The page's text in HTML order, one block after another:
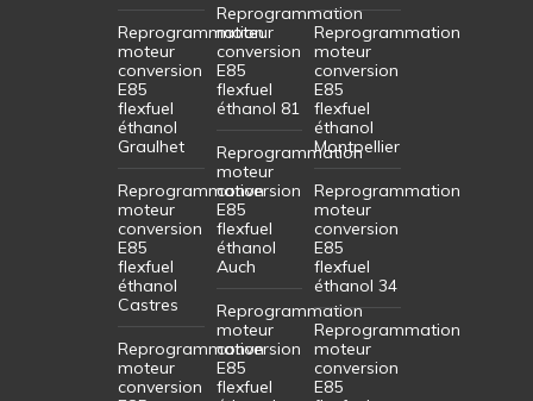
Reprogrammation
moteur
conversion
E85
flexfuel
éthanol
Graulhet
Reprogrammation
moteur
conversion
E85
flexfuel
éthanol
Castres
Reprogrammation
moteur
conversion
Reprogrammation
moteur
conversion
E85
flexfuel
éthanol 81
Reprogrammation
moteur
conversion
E85
flexfuel
éthanol
Auch
Reprogrammation
moteur
conversion
E85
flexfuel
Reprogrammation
moteur
conversion
E85
flexfuel
éthanol
Montpellier
Reprogrammation
moteur
conversion
E85
flexfuel
éthanol 34
Reprogrammation
moteur
conversion
E85